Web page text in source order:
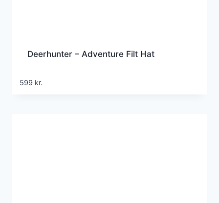
Deerhunter – Adventure Filt Hat
599 kr.